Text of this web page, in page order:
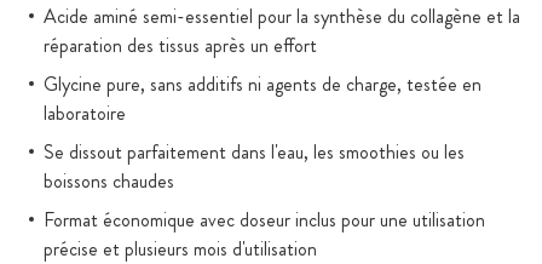
Acide aminé semi-essentiel pour la synthèse du collagène et la
réparation des tissus après un effort
Glycine pure, sans additifs ni agents de charge, testée en
laboratoire
Se dissout parfaitement dans l'eau, les smoothies ou les
boissons chaudes
Format économique avec doseur inclus pour une utilisation
précise et plusieurs mois d'utilisation